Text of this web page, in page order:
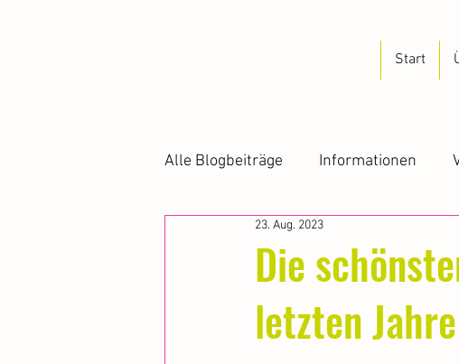
Start
Alle Blogbeiträge Informationen
Die
letzten Jahre
23. Aug. 2023